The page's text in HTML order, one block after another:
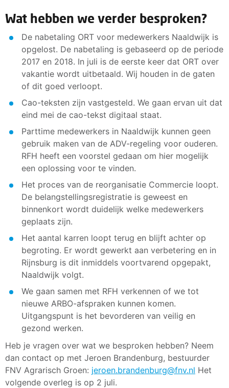
Wat hebben we verder besproken?
De nabetaling ORT voor medewerkers Naaldwijk is
opgelost. De nabetaling is gebaseerd op de periode
2017 en 2018. In juli is de eerste keer dat ORT over
vakantie wordt uitbetaald. Wij houden in de gaten
of dit goed verloopt.
Cao-teksten zijn vastgesteld. We gaan ervan uit dat
eind mei de cao-tekst digitaal staat.
Parttime medewerkers in Naaldwijk kunnen geen
gebruik maken van de ADV-regeling voor ouderen.
RFH heeft een voorstel gedaan om hier mogelijk
een oplossing voor te vinden.
Het proces van de reorganisatie Commercie loopt.
De belangstellingsregistratie is geweest en
binnenkort wordt duidelijk welke medewerkers
geplaats zijn.
Het aantal karren loopt terug en blijft achter op
begroting. Er wordt gewerkt aan verbetering en in
Rijnsburg is dit inmiddels voortvarend opgepakt,
Naaldwijk volgt.
We gaan samen met RFH verkennen of we tot
nieuwe ARBO-afspraken kunnen komen.
Uitgangspunt is het bevorderen van veilig en
gezond werken.
Heb je vragen over wat we besproken hebben? Neem
dan contact op met Jeroen Brandenburg, bestuurder
FNV Agrarisch Groen: jeroen.brandenburg@fnv.nl Het
volgende overleg is op 2 juli.